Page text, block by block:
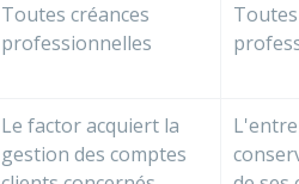
Toutes créances
professionnelles
Le factor acquiert la
gestion des comptes